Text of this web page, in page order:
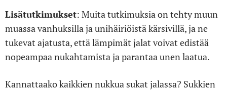
Lisätutkimukset: Muita tutkimuksia on tehty muun
muassa vanhuksilla ja unihäiriöistä kärsivillä, ja ne
tukevat ajatusta, että lämpimät jalat voivat edistää
nopeampaa nukahtamista ja parantaa unen laatua.
Kannattaako kaikkien nukkua sukat jalassa? Sukkien